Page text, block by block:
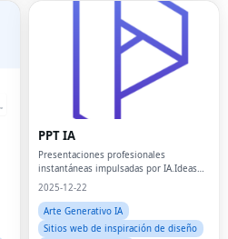
PPT IA
Presentaciones profesionales
instantáneas impulsadas por IA.Ideas
para terrazas en minutos.
2025-12-22
Arte Generativo IA
Sitios web de inspiración de diseño